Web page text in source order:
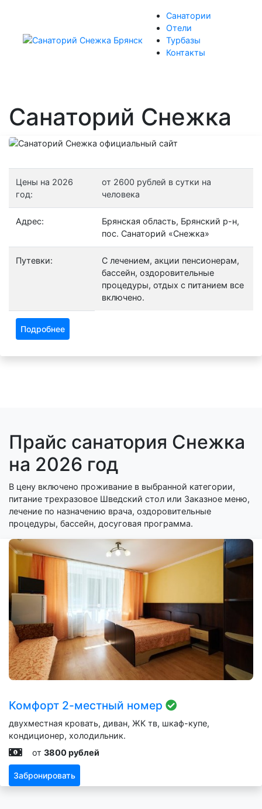
Санатории
Отели
Турбазы
Контакты
Санаторий Снежка
Цены на 2026
год:
от 2600 рублей в сутки на
человека
Адрес:
Брянская область, Брянский р-н,
пос. Санаторий «Снежка»
Путевки:
С лечением, акции пенсионерам,
бассейн, оздоровительные
процедуры, отдых с питанием все
включено.
Подробнее
Прайс санатория Снежка
на 2026 год
В цену включено проживание в выбранной категории,
питание трехразовое Шведский стол или Заказное меню,
лечение по назначению врача, оздоровительные
процедуры, бассейн, досуговая программа.
Комфорт 2-местный номер
двухместная кровать, диван, ЖК тв, шкаф-купе,
кондиционер, холодильник.
от 3800 рублей
Забронировать